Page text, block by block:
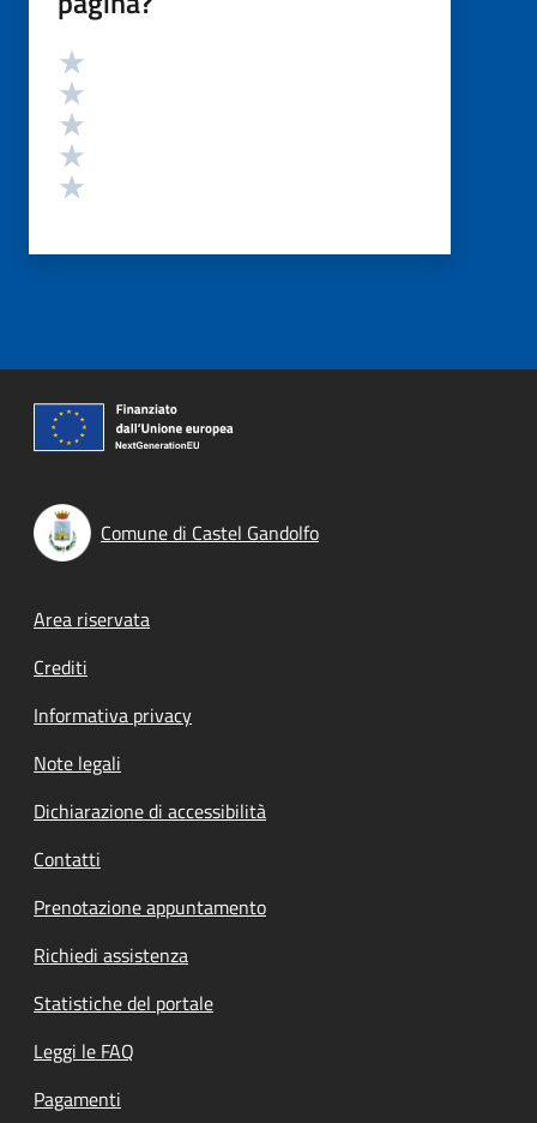
Valutazione
Comune di Castel Gandolfo
Footer menu
Area riservata
Crediti
Informativa privacy
Note legali
Dichiarazione di accessibilità
Contatti
Prenotazione appuntamento
Richiedi assistenza
Statistiche del portale
Leggi le FAQ
Pagamenti